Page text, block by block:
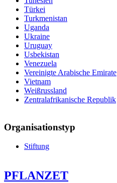
Türkei
Turkmenistan
Uganda
Ukraine
Uruguay
Usbekistan
Venezuela
Vereinigte Arabische Emirate
Vietnam
Weißrussland
Zentralafrikanische Republik
Organisationstyp
Stiftung
PFLANZET